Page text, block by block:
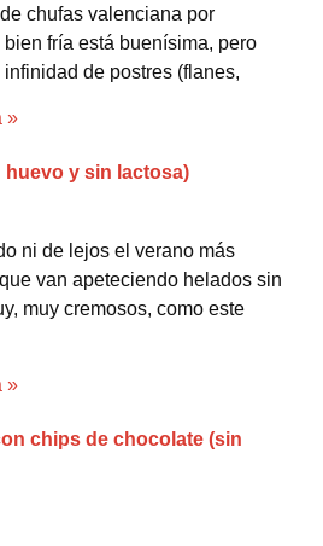
chufas valenciana por
fría está buenísima, pero
de postres (flanes,
»
huevo y sin lactosa)
ni de lejos el verano más
van apeteciendo helados sin
muy cremosos, como este
»
chips de chocolate (sin